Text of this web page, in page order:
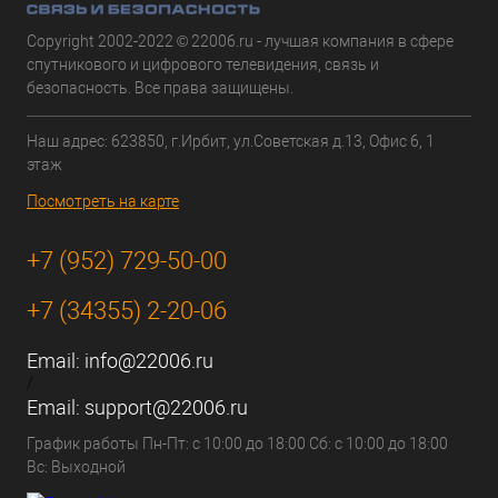
Copyright 2002-2022 © 22006.ru - лучшая компания в сфере
спутникового и цифрового телевидения, связь и
безопасность. Все права защищены.
Наш адрес: 623850, г.Ирбит, ул.Советская д.13, Офис 6, 1
этаж
Посмотреть на карте
+7 (952) 729-50-00
+7 (34355) 2-20-06
Email: info@22006.ru
/
Email: support@22006.ru
График работы Пн-Пт: с 10:00 до 18:00 Сб: с 10:00 до 18:00
Вс: Выходной